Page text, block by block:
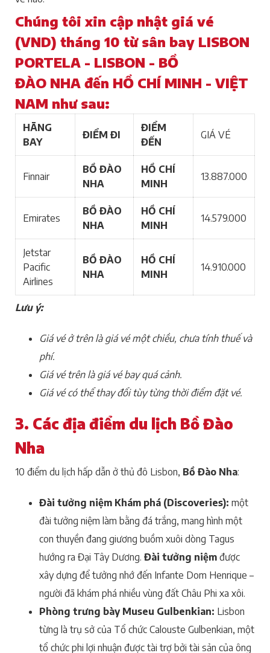
Chúng tôi xin cập nhật giá vé
(VND) tháng 10 từ sân bay LISBON
PORTELA - LISBON - BỒ
ĐÀO NHA đến HỒ CHÍ MINH - VIỆT
NAM như sau:
HÃNG
BAY
ĐIỂM ĐI
ĐIỂM
ĐẾN
GIÁ VÉ
Finnair
BỒ ĐÀO
NHA
HỒ CHÍ
MINH
13.887.000
Emirates
BỒ ĐÀO
NHA
HỒ CHÍ
MINH
14.579.000
Jetstar
Pacific
Airlines
BỒ ĐÀO
NHA
HỒ CHÍ
MINH
14.910.000
Lưu ý:
Giá vé ở trên là giá vé một chiều, chưa tính thuế và
phí.
Giá vé trên là giá vé bay quá cảnh.
Giá vé có thể thay đổi tùy từng thời điểm đặt vé.
3. Các địa điểm du lịch Bồ Đào
Nha
10 điểm du lịch hấp dẫn ở thủ đô Lisbon, Bồ Đào Nha:
Đài tưởng niệm Khám phá (Discoveries): một
đài tưởng niệm làm bằng đá trắng, mang hình một
con thuyền đang giương buồm xuôi dòng Tagus
hướng ra Đại Tây Dương. Đài tưởng niệm được
xây dựng để tưởng nhớ đến Infante Dom Henrique –
người đã khám phá nhiều vùng đất Châu Phi xa xôi.
Phòng trưng bày Museu Gulbenkian: Lisbon
từng là trụ sở của Tổ chức Calouste Gulbenkian, một
tổ chức phi lợi nhuận được tài trợ bởi tài sản của ông